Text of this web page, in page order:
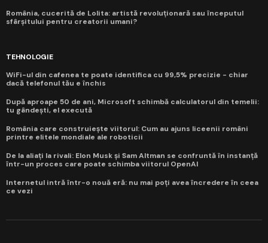
România, cucerită de Lolita: artistă revoluționară sau începutul
sfârșitului pentru creatorii umani?
TEHNOLOGIE
WiFi-ul din cafenea te poate identifica cu 99,5% precizie - chiar
dacă telefonul tău e închis
După aproape 50 de ani, Microsoft schimbă calculatorul din temelii:
tu gândești, el execută
România care construiește viitorul: Cum au ajuns liceenii români
printre elitele mondiale ale roboticii
De la aliați la rivali: Elon Musk și Sam Altman se confruntă în instanță
într-un proces care poate schimba viitorul OpenAI
Internetul intră într-o nouă eră: nu mai poți avea încredere în ceea
ce vezi